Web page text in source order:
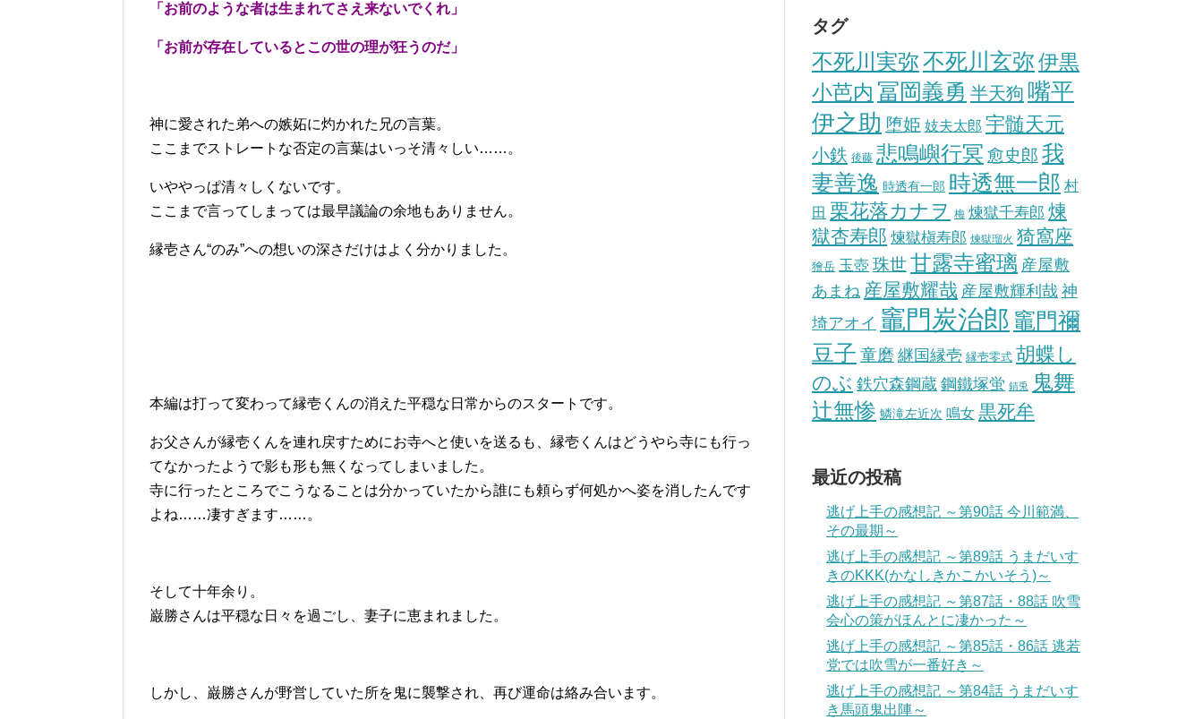
「お前のような者は生まれてさえ来ないでくれ」
「お前が存在しているとこの世の理が狂うのだ」
神に愛された弟への嫉妬に灼かれた兄の言葉。
ここまでストレートな否定の言葉はいっそ清々しい……。
いややっぱ清々しくないです。
ここまで言ってしまっては最早議論の余地もありません。
縁壱さん“のみ”への想いの深さだけはよく分かりました。
本編は打って変わって縁壱くんの消えた平穏な日常からのスタートです。
お父さんが縁壱くんを連れ戻すためにお寺へと使いを送るも、縁壱くんはどうやら寺にも行っ
てなかったようで影も形も無くなってしまいました。
寺に行ったところでこうなることは分かっていたから誰にも頼らず何処かへ姿を消したんです
よね……凄すぎます……。
そして十年余り。
巌勝さんは平穏な日々を過ごし、妻子に恵まれました。
しかし、巌勝さんが野営していた所を鬼に襲撃され、再び運命は絡み合います。
タグ
不死川実弥不死川玄弥伊黒
小芭内 冨岡義勇 半天狗 嘴平
伊之助 堕姫 妓夫太郎 宇髄天元
小鉄 後藤 悲鳴嶼行冥 愈史郎 我
妻善逸 時透有一郎 時透無一郎 村
田 栗花落カナヲ 梅 煉獄千寿郎 煉
獄杏寿郎 煉獄槇寿郎 煉獄瑠火 猗窩座
獪岳 玉壺 珠世甘露寺蜜璃 産屋敷
あまね 産屋敷耀哉 産屋敷輝利哉 神
埼アオイ 竈門炭治郎 竈門禰
豆子 童磨 継国縁壱 縁壱零式 胡蝶し
のぶ 鉄穴森鋼蔵 鋼鐵塚蛍 錆兎
鬼舞
辻無惨 鱗滝左近次 鳴女 黒死牟
最近の投稿
逃げ上手の感想記 ～第90話 今川範満、
その最期～
逃げ上手の感想記 ～第89話 うまだいす
きのKKK(かなしきかこかいそう)～
逃げ上手の感想記 ～第87話・88話 吹雪
会心の策がほんとに凄かった～
逃げ上手の感想記 ～第85話・86話 逃若
党では吹雪が一番好き～
逃げ上手の感想記 ～第84話 うまだいす
き馬頭鬼出陣～